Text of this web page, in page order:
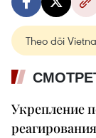
Theo dõi
Укрепление